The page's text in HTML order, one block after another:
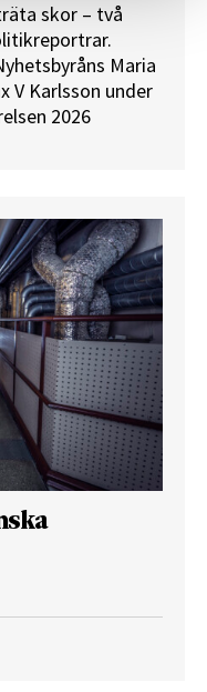
skor – två
Maria
V Karlsson under
2026